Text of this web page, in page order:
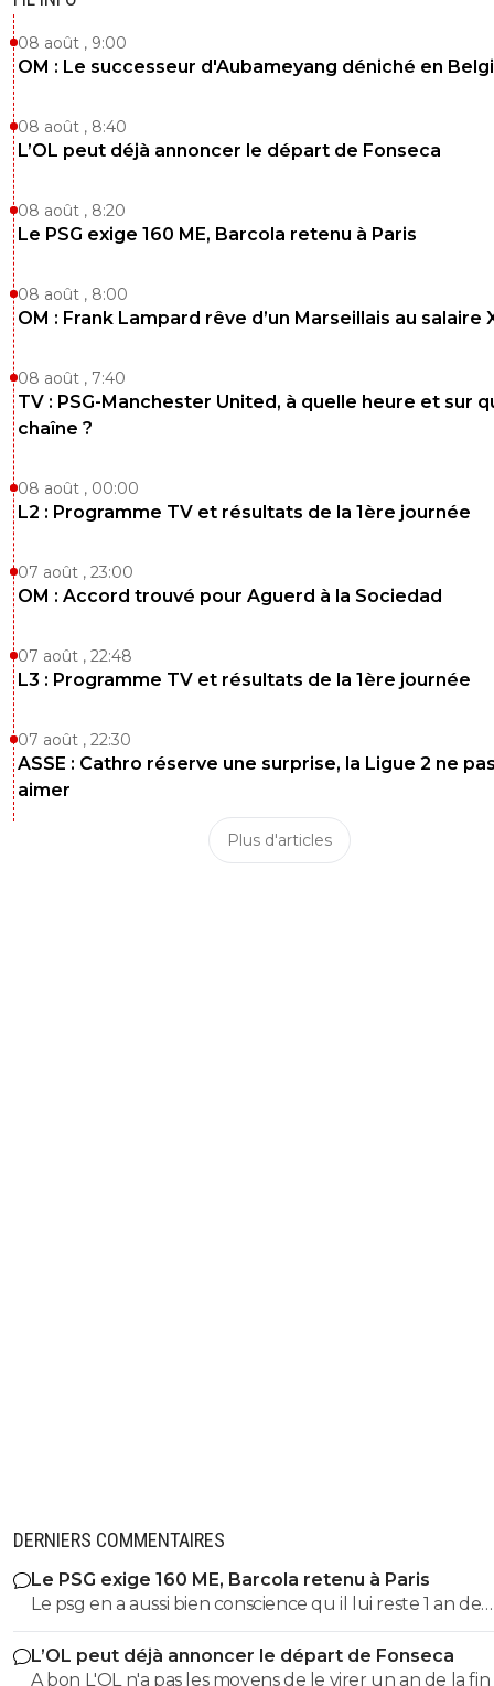
08 août , 9:00
OM : Le successeur d'Aubameyang déniché en
08 août , 8:40
L’OL peut déjà annoncer le départ de Fonseca
08 août , 8:20
Le PSG exige 160 ME, Barcola retenu à Paris
08 août , 8:00
OM : Frank Lampard rêve d’un Marseillais au salaire
08 août , 7:40
TV : PSG-Manchester United, à quelle heure et sur
chaîne ?
08 août , 00:00
L2 : Programme TV et résultats de la 1ère journée
07 août , 23:00
OM : Accord trouvé pour Aguerd à la Sociedad
07 août , 22:48
L3 : Programme TV et résultats de la 1ère journée
07 août , 22:30
ASSE : Cathro réserve une surprise, la Ligue 2 ne
aimer
Plus d'articles
DERNIERS COMMENTAIRES
Le PSG exige 160 ME, Barcola retenu à Paris
Le psg en a aussi bien conscience qu il lui reste 1 an de
contrat 😁 après, c est le jeu de la négociation, on est
d août, y a toujours une marge de prix négociable
L’OL peut déjà annoncer le départ de Fonseca
A bon L'OL n'a pas les moyens de le virer un an de la